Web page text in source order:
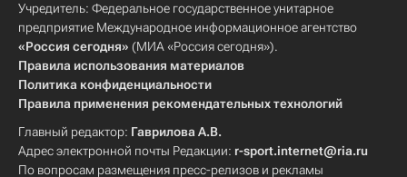
Учредитель: Федеральное государственное унитарное
предприятие Международное информационное агентство
«Россия сегодня» (МИА «Россия сегодня»).
Правила использования материалов
Политика конфиденциальности
Правила применения рекомендательных технологий
Главный редактор: Гаврилова А.В.
Адрес электронной почты Редакции: r-sport.internet@ria.ru
По вопросам размещения пресс-релизов и рекламы